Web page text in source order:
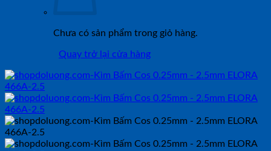
Chưa có sản phẩm trong giỏ hàng.
Quay trở lại cửa hàng